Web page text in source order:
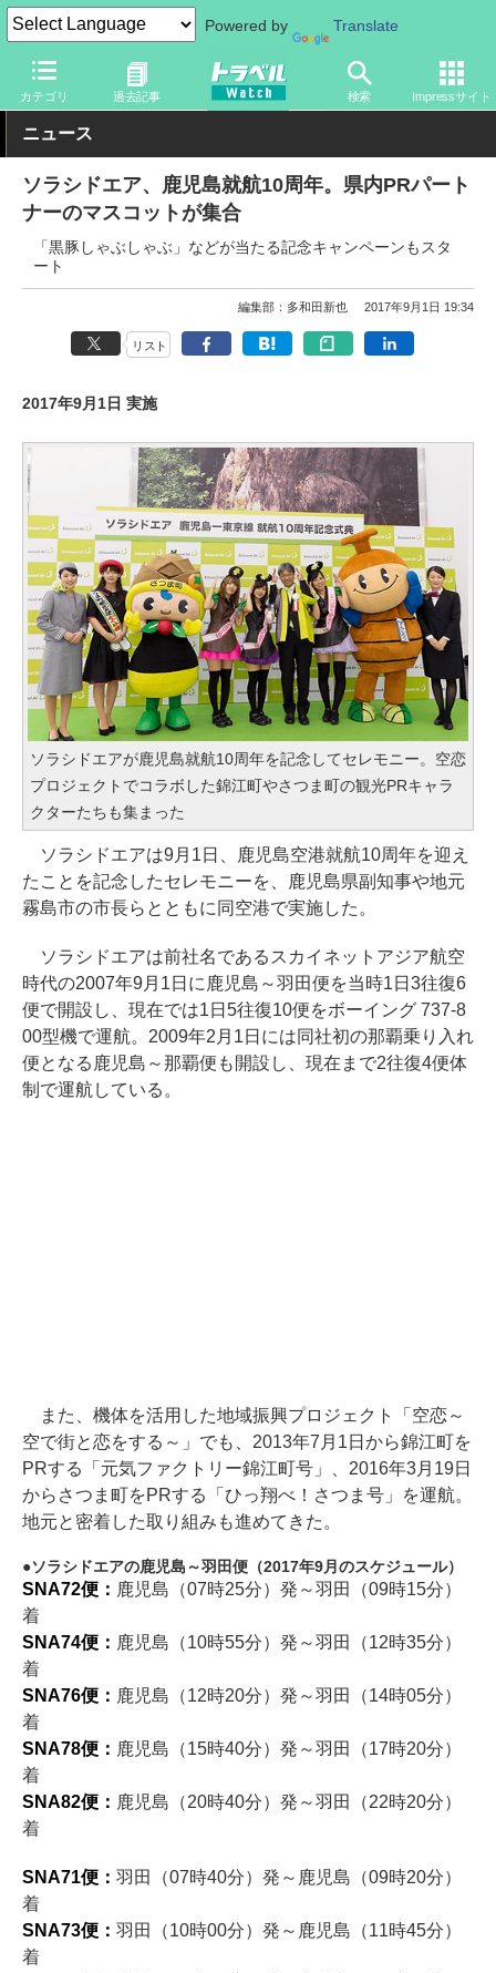
Powered by Translate
カテゴリ 過去記事 検索 Impressサイト
トラベル Watch 地域 国内旅行 九州
ニュース
ソラシドエア、鹿児島就航10周年。県内PRパート
ナーのマスコットが集合
「黒豚しゃぶしゃぶ」などが当たる記念キャンペーンもスタ
ート
編集部：多和田新也 2017年9月1日 19:34
リスト
2017年9月1日 実施
ソラシドエアが鹿児島就航10周年を記念してセレモニー。空恋
プロジェクトでコラボした錦江町やさつま町の観光PRキャラ
クターたちも集まった
ソラシドエアは9月1日、鹿児島空港就航10周年を迎え
たことを記念したセレモニーを、鹿児島県副知事や地元
霧島市の市長らとともに同空港で実施した。
ソラシドエアは前社名であるスカイネットアジア航空
時代の2007年9月1日に鹿児島～羽田便を当時1日3往復6
便で開設し、現在では1日5往復10便をボーイング 737-8
00型機で運航。2009年2月1日には同社初の那覇乗り入れ
便となる鹿児島～那覇便も開設し、現在まで2往復4便体
制で運航している。
また、機体を活用した地域振興プロジェクト「空恋～
空で街と恋をする～」でも、2013年7月1日から錦江町を
PRする「元気ファクトリー錦江町号」、2016年3月19日
からさつま町をPRする「ひっ翔べ！さつま号」を運航。
地元と密着した取り組みも進めてきた。
ソラシドエアの鹿児島～羽田便（2017年9月のスケジュール）
SNA72便： 鹿児島（07時25分）発～羽田（09時15分）
着
SNA74便： 鹿児島（10時55分）発～羽田（12時35分）
着
SNA76便： 鹿児島（12時20分）発～羽田（14時05分）
着
SNA78便： 鹿児島（15時40分）発～羽田（17時20分）
着
SNA82便： 鹿児島（20時40分）発～羽田（22時20分）
着
SNA71便： 羽田（07時40分）発～鹿児島（09時20分）
着
SNA73便： 羽田（10時00分）発～鹿児島（11時45分）
着